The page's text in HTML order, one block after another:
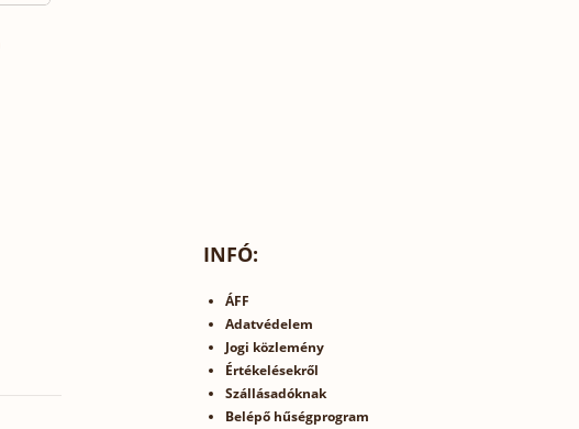
INFÓ:
ÁFF
Adatvédelem
Jogi közlemény
Értékelésekről
Szállásadóknak
Belépő hűségprogram